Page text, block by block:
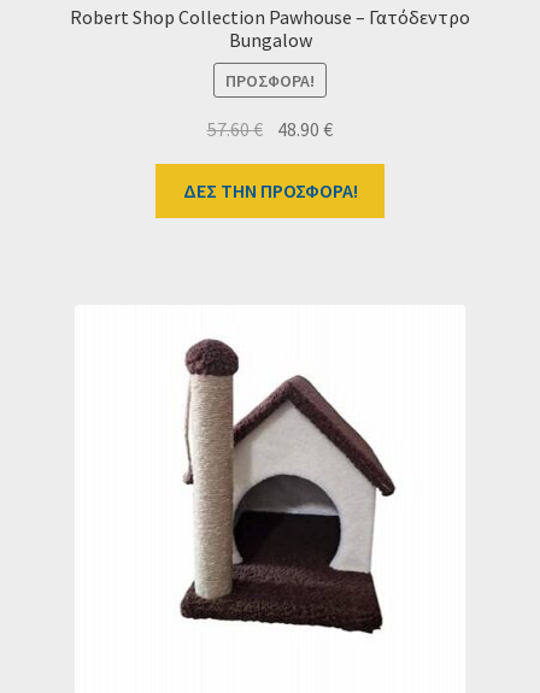
Robert Shop Collection Pawhouse – Γατόδεντρο
Bungalow
ΠΡΟΣΦΟΡΆ!
57.60€ Original
price
was:
57.60 €.
48.90€Η
τρέχουσα
τιμή
είναι:
ΔΕΣ ΤΗΝ ΠΡΟΣΦΟΡΑ!